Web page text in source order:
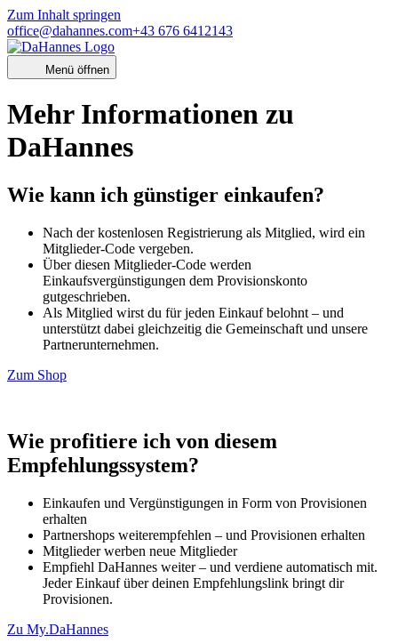
Zum Inhalt springen
office@dahannes.com+43 676 6412143
Menü öffnen
Mehr Informationen zu
DaHannes
Wie kann ich günstiger einkaufen?
Nach der kostenlosen Registrierung als Mitglied, wird ein
Mitglieder-Code vergeben.
Über diesen Mitglieder-Code werden
Einkaufsvergünstigungen dem Provisionskonto
gutgeschrieben.
Als Mitglied wirst du für jeden Einkauf belohnt – und
unterstützt dabei gleichzeitig die Gemeinschaft und unsere
Partnerunternehmen.
Zum Shop
Wie profitiere ich von diesem
Empfehlungssystem?
Einkaufen und Vergünstigungen in Form von Provisionen
erhalten
Partnershops weiterempfehlen – und Provisionen erhalten
Mitglieder werben neue Mitglieder
Empfiehl DaHannes weiter – und verdiene automatisch mit.
Jeder Einkauf über deinen Empfehlungslink bringt dir
Provisionen.
Zu My.DaHannes